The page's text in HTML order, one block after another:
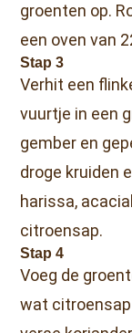
groenten op.
een oven van
Stap 3
Verhit een
vuurtje in een
gember en
droge kruiden
harissa,
citroensap.
Stap 4
Voeg de
wat